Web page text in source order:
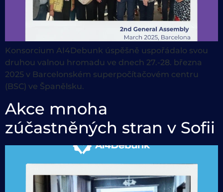
Konsorcium AI4Debunk úspěšně uspořádalo svou
druhou valnou hromadu ve dnech 27.-28. března
2025 v Barcelonském superpočítačovém centru
(BSC) ve Španělsku.
Akce mnoha
zúčastněných stran v Sofii